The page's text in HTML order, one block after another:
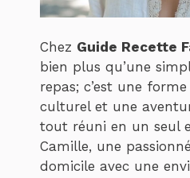
Chez Guide Recette
bien plus qu’une
repas; c’est une
culturel et une
tout réuni en un seul
Camille, une
domicile avec une